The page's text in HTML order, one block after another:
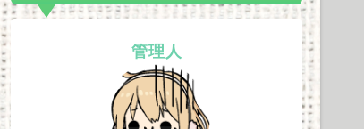
機能性、使用感を徹底解
るか？
31 views
管理人